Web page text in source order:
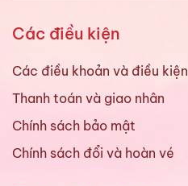
Các điều kiện
Các điều khoản và điều kiện
Thanh toán và giao nhân
Chính sách bảo mật
Chính sách đổi và hoàn vé